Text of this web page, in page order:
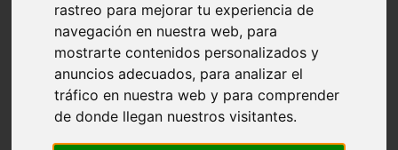
rastreo para mejorar tu experiencia de
navegación en nuestra web, para
mostrarte contenidos personalizados y
anuncios adecuados, para analizar el
tráfico en nuestra web y para comprender
de donde llegan nuestros visitantes.
c neuquen
c provincias
c rio negro
c tierra de fuego
c tucuman
c zona austral
category